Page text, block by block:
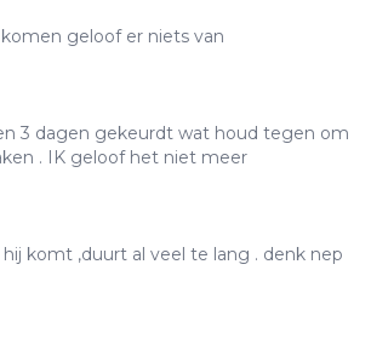
geloof er niets van
3 dagen gekeurdt wat houd tegen om
. IK geloof het niet meer
komt ,duurt al veel te lang . denk nep